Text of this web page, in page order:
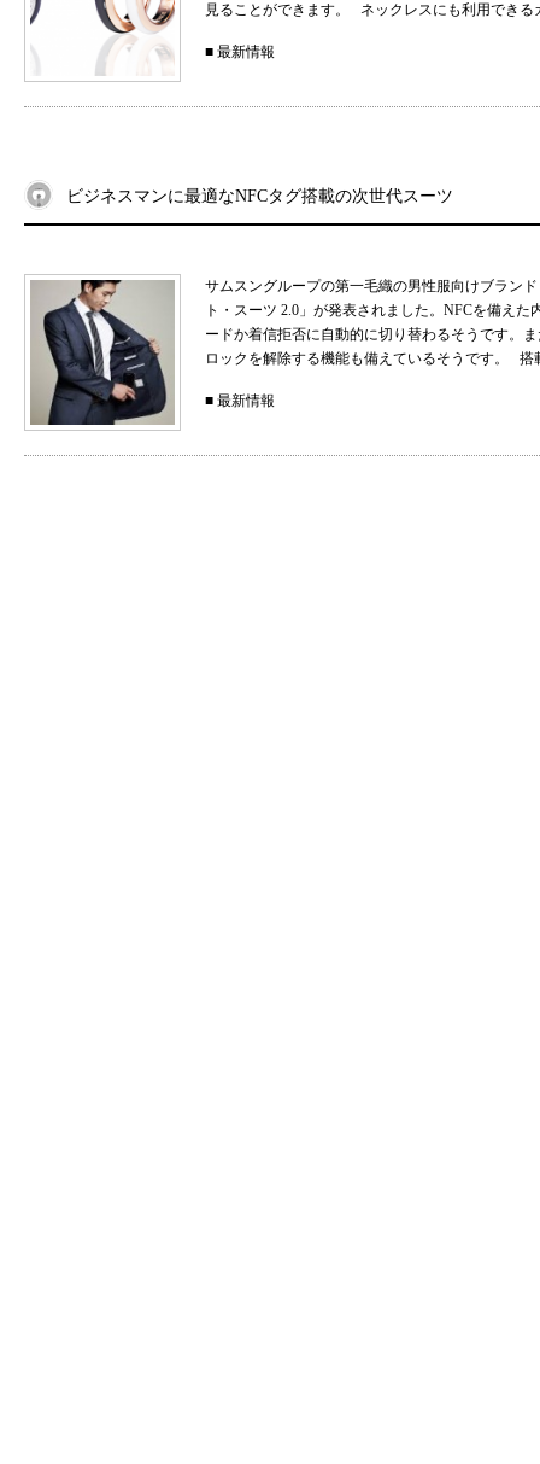
見ることができます。 ネックレスにも利用できる
■ 最新情報
ビジネスマンに最適なNFCタグ搭載の次世代スーツ
サムスングループの第一毛織の男性服向けブラン
ト・スーツ 2.0」が発表されました。NFCを備え
ードか着信拒否に自動的に切り替わるそうです。
ロックを解除する機能も備えているそうです。 搭
■ 最新情報